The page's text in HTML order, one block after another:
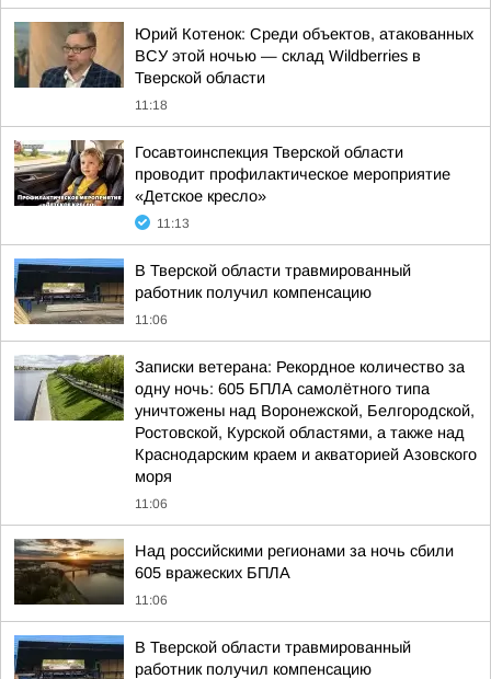
Юрий Котенок: Среди объектов, атакованных
ВСУ этой ночью — склад Wildberries в
Тверской области
11:18
Госавтоинспекция Тверской области
проводит профилактическое мероприятие
«Детское кресло»
11:13
В Тверской области травмированный
работник получил компенсацию
11:06
Записки ветерана: Рекордное количество за
одну ночь: 605 БПЛА самолётного типа
уничтожены над Воронежской, Белгородской,
Ростовской, Курской областями, а также над
Краснодарским краем и акваторией Азовского
моря
11:06
Над российскими регионами за ночь сбили
605 вражеских БПЛА
11:06
В Тверской области травмированный
работник получил компенсацию